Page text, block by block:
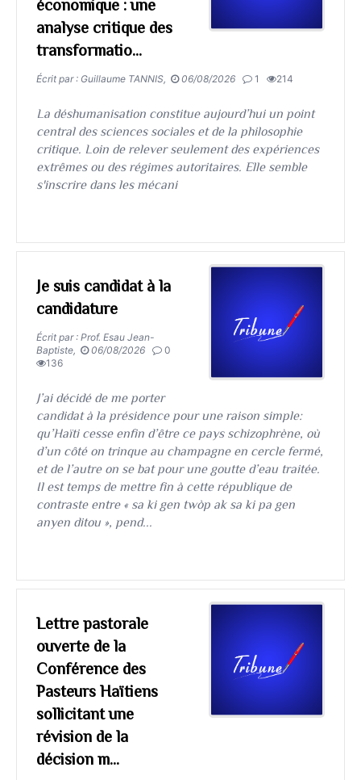
économique : une
analyse critique des
transformatio...
Écrit par : Guillaume TANNIS, 06/08/2026 1 214
La déshumanisation constitue aujourd’hui un point
central des sciences sociales et de la philosophie
critique. Loin de relever seulement des expériences
extrêmes ou des régimes autoritaires. Elle semble
s'inscrire dans les mécani
Je suis candidat à la
candidature
Écrit par : Prof. Esau Jean-
Baptiste,
06/08/2026
0
136
J’ai décidé de me porter
candidat à la présidence pour une raison simple:
qu’Haïti cesse enfin d’être ce pays schizophrène, où
d’un côté on trinque au champagne en cercle fermé,
et de l’autre on se bat pour une goutte d’eau traitée.
Il est temps de mettre fin à cette république de
contraste entre « sa ki gen twòp ak sa ki pa gen
anyen ditou », pend...
Lettre pastorale
ouverte de la
Conférence des
Pasteurs Haïtiens
sollicitant une
révision de la
décision m...